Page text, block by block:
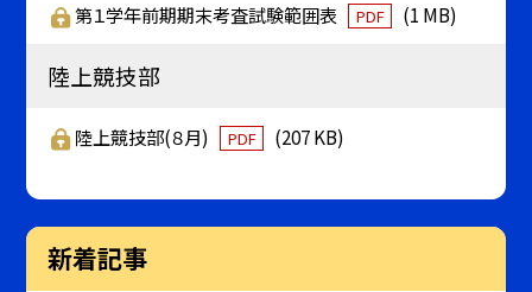
第１学年前期期末考査試験範囲表 PDF (1 MB)
陸上競技部
陸上競技部(８月) PDF (207 KB)
新着記事